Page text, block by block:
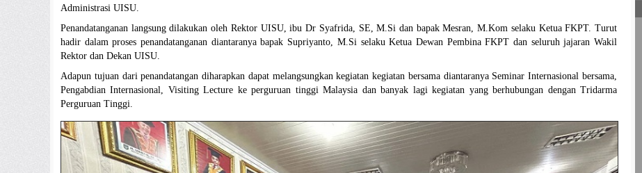
Administrasi UISU.
Penandatanganan langsung dilakukan oleh Rektor UISU, ibu Dr Syafrida, SE, M.Si dan bapak Mesran, M.Kom selaku Ketua FKPT. Turut
hadir dalam proses penandatanganan diantaranya bapak Supriyanto, M.Si selaku Ketua Dewan Pembina FKPT dan seluruh jajaran Wakil
Rektor dan Dekan UISU.
Adapun tujuan dari penandatangan diharapkan dapat melangsungkan kegiatan kegiatan bersama diantaranya Seminar Internasional bersama,
Pengabdian Internasional, Visiting Lecture ke perguruan tinggi Malaysia dan banyak lagi kegiatan yang berhubungan dengan Tridarma
Perguruan Tinggi.